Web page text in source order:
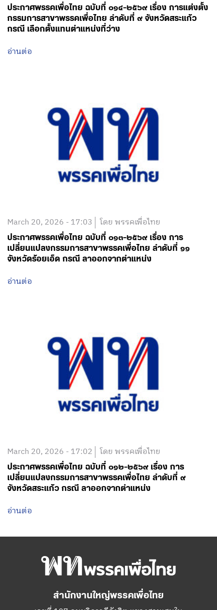
ประกาศพรรคเพื่อไทย ฉบับที่ ๐๑๔-๒๕๖๙ เรื่อง การแต่งตั้ง
กรรมการสาขาพรรคเพื่อไทย ลำดับที่ ๙ จังหวัดสระแก้ว
กรณี เลือกตั้งแทนตำแหน่งที่ว่าง
อ่านต่อ
March 20, 2026 - 17:03 โดย พรรคเพื่อไทย
ประกาศพรรคเพื่อไทย ฉบับที่ ๐๑๓-๒๕๖๙ เรื่อง การ
เปลี่ยนแปลงกรรมการสาขาพรรคเพื่อไทย ลำดับที่ ๑๑
จังหวัดร้อยเอ็ด กรณี ลาออกจากตำแหน่ง
อ่านต่อ
March 20, 2026 - 17:02 โดย พรรคเพื่อไทย
ประกาศพรรคเพื่อไทย ฉบับที่ ๐๑๒-๒๕๖๙ เรื่อง การ
เปลี่ยนแปลงกรรมการสาขาพรรคเพื่อไทย ลำดับที่ ๙
จังหวัดสระแก้ว กรณี ลาออกจากตำแหน่ง
อ่านต่อ
สำนักงานใหญ่พรรคเพื่อไทย